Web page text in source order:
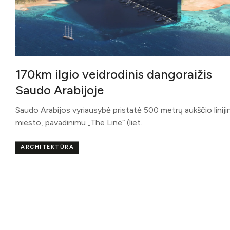
170km ilgio veidrodinis dangoraižis
Saudo Arabijoje
Saudo Arabijos vyriausybė pristatė 500 metrų aukščio
miesto, pavadinimu „The Line“ (liet.
ARCHITEKTŪRA